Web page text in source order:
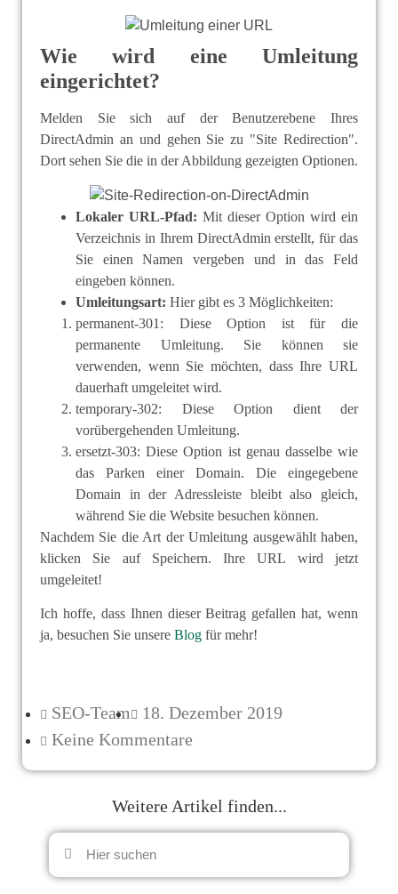
Wie wird eine Umleitung
eingerichtet?
Melden Sie sich auf der Benutzerebene Ihres
DirectAdmin an und gehen Sie zu "Site Redirection".
Dort sehen Sie die in der Abbildung gezeigten Optionen.
Lokaler URL-Pfad: Mit dieser Option wird ein
Verzeichnis in Ihrem DirectAdmin erstellt, für das
Sie einen Namen vergeben und in das Feld
eingeben können.
Umleitungsart: Hier gibt es 3 Möglichkeiten:
permanent-301: Diese Option ist für die
permanente Umleitung. Sie können sie
verwenden, wenn Sie möchten, dass Ihre URL
dauerhaft umgeleitet wird.
temporary-302: Diese Option dient der
vorübergehenden Umleitung.
ersetzt-303: Diese Option ist genau dasselbe wie
das Parken einer Domain. Die eingegebene
Domain in der Adressleiste bleibt also gleich,
während Sie die Website besuchen können.
Nachdem Sie die Art der Umleitung ausgewählt haben,
klicken Sie auf Speichern. Ihre URL wird jetzt
umgeleitet!
Ich hoffe, dass Ihnen dieser Beitrag gefallen hat, wenn
ja, besuchen Sie unsere Blog für mehr!
SEO-Team
18. Dezember 2019
Keine Kommentare
Weitere Artikel finden...